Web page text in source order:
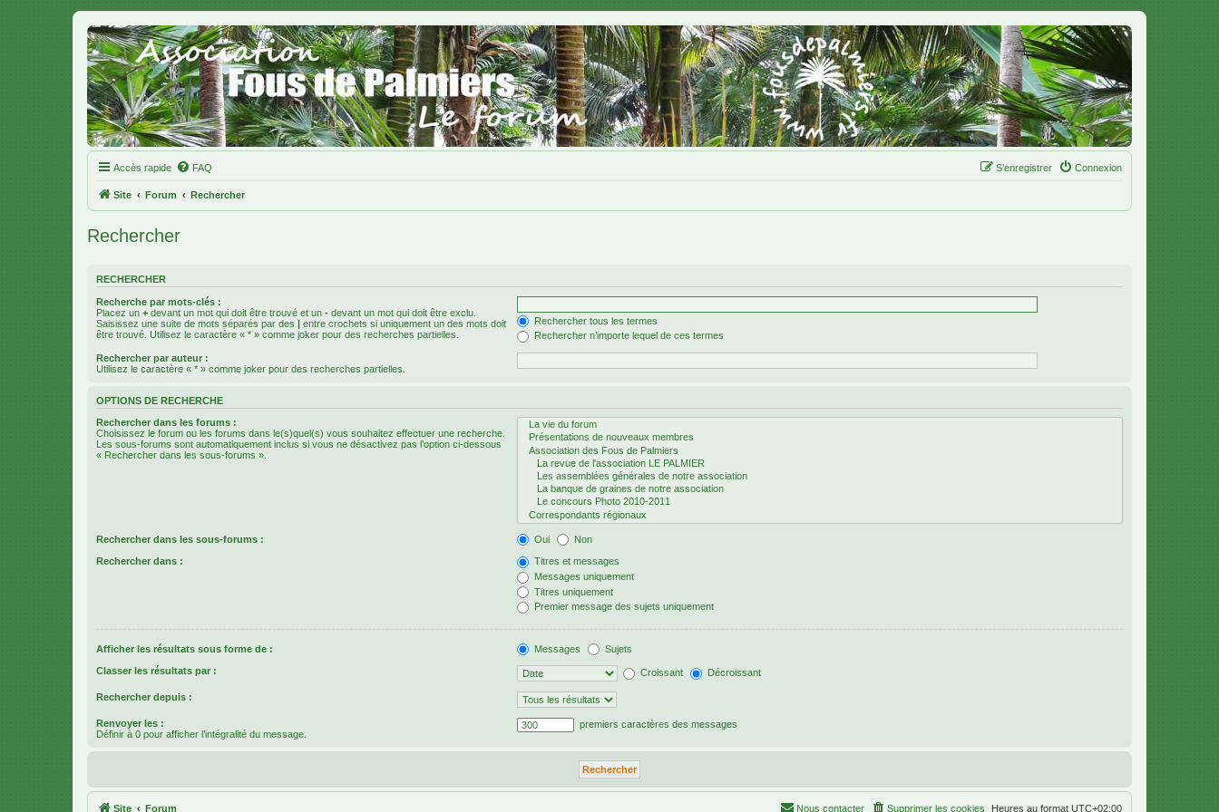
Accès rapide FAQ Connexion
S’enregistrer
Site Forum Rechercher
Rechercher
RECHERCHER
Recherche par mots-clés :
Placez un + devant un mot qui doit être trouvé et un - devant un mot qui doit être exclu.
Saisissez une suite de mots séparés par des | entre crochets si uniquement un des mots doit
être trouvé. Utilisez le caractère « * » comme joker pour des recherches partielles.
Rechercher tous les termes
Rechercher n’importe lequel de ces termes
Rechercher par auteur :
Utilisez le caractère « * » comme joker pour des recherches partielles.
OPTIONS DE RECHERCHE
Rechercher dans les forums :
Choisissez le forum ou les forums dans le(s)quel(s) vous souhaitez effectuer une recherche.
Les sous-forums sont automatiquement inclus si vous ne désactivez pas l’option ci-dessous
« Rechercher dans les sous-forums ».
Rechercher dans les sous-forums : Oui Non
Rechercher dans :
Titres et messages
Messages uniquement
Titres uniquement
Premier message des sujets uniquement
Afficher les résultats sous forme de : Messages Sujets
Classer les résultats par : Croissant Décroissant
Rechercher depuis :
Renvoyer les :
Définir à 0 pour afficher l’intégralité du message.
premiers caractères des messages
Site Forum Heures au format UTC+02:00
Supprimer les cookies
Nous contacter